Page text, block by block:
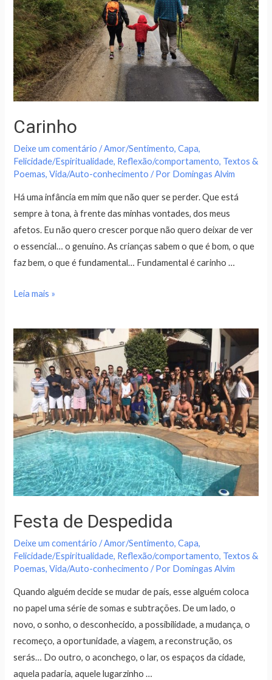
Carinho
Deixe um comentário /Amor/Sentimento,Capa,
Felicidade/Espiritualidade, Reflexão/comportamento, Textos &
Poemas,Vida/Auto-conhecimento / Por Domingas Alvim
Há uma infância em mim que não quer se perder. Que está
sempre à tona, à frente das minhas vontades, dos meus
afetos. Eu não quero crescer porque não quero deixar de ver
o essencial… o genuíno. As crianças sabem o que é bom, o que
faz bem, o que é fundamental… Fundamental é carinho …
Leia mais »
Festa de Despedida
Deixe um comentário /Amor/Sentimento,Capa,
Felicidade/Espiritualidade, Reflexão/comportamento, Textos &
Poemas,Vida/Auto-conhecimento / Por Domingas Alvim
Quando alguém decide se mudar de país, esse alguém coloca
no papel uma série de somas e subtrações. De um lado, o
novo, o sonho, o desconhecido, a possibilidade, a mudança, o
recomeço, a oportunidade, a viagem, a reconstrução, os
serás… Do outro, o aconchego, o lar, os espaços da cidade,
aquela padaria, aquele lugarzinho …